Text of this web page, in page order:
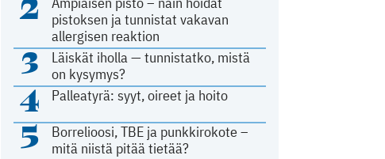
pistoksen ja tunnistat vakavan
allergisen reaktion
3
Läiskät iholla — tunnistatko, mistä
on kysymys?
4 Palleatyrä: syyt, oireet ja hoito
5
Borrelioosi, TBE ja punkkirokote –
mitä niistä pitää tietää?